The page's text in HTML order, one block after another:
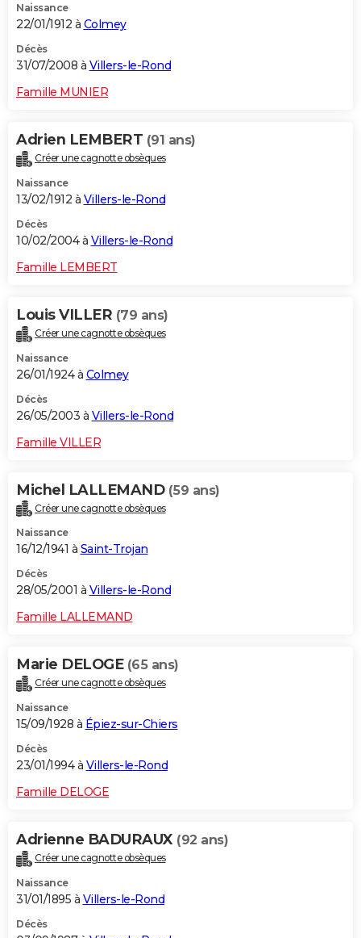
COPAINS D'AVANT
S'inscrire
Se connecter
Lycées
Collèges
Primaires
Universités
Entreprises
Service militaire
Avis de recherche
AVIS DE DÉCÈS
Naissance
22/01/1912 à Colmey
Décès
31/07/2008 à Villers-le-Rond
Famille MUNIER
Adrien LEMBERT (91 ans)
Créer une cagnotte obsèques
Naissance
13/02/1912 à Villers-le-Rond
Décès
10/02/2004 à Villers-le-Rond
Famille LEMBERT
Louis VILLER (79 ans)
Créer une cagnotte obsèques
Naissance
26/01/1924 à Colmey
Décès
26/05/2003 à Villers-le-Rond
Famille VILLER
Michel LALLEMAND (59 ans)
Créer une cagnotte obsèques
Naissance
16/12/1941 à Saint-Trojan
Décès
28/05/2001 à Villers-le-Rond
Famille LALLEMAND
Marie DELOGE (65 ans)
Créer une cagnotte obsèques
Naissance
15/09/1928 à Épiez-sur-Chiers
Décès
23/01/1994 à Villers-le-Rond
Famille DELOGE
Adrienne BADURAUX (92 ans)
Créer une cagnotte obsèques
Naissance
31/01/1895 à Villers-le-Rond
Décès